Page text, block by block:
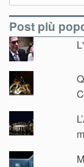
Post più